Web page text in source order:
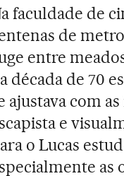
faculdade de
de
entre
década de 70
ajustava com
e
o Lucas
as